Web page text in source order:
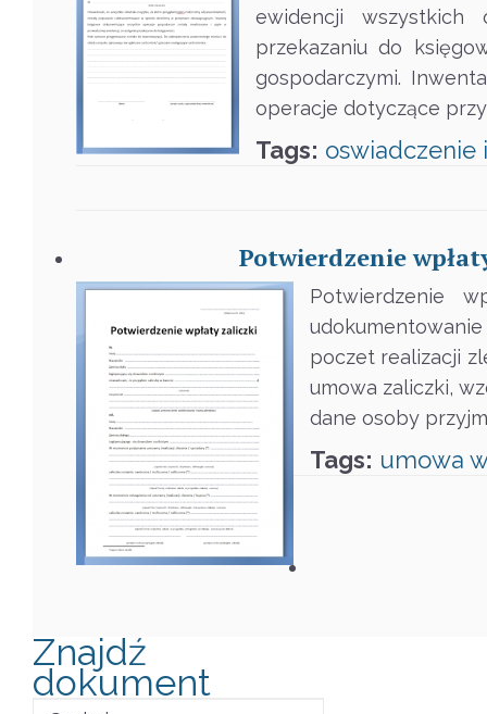
ewidencji wszystkich
przekazaniu do
gospodarczymi.
operacje dotyczące
Tags: oswiadczenie
Potwierdzenie
Potwierdzenie
udokumentowanie
poczet realizacji
umowa zaliczki,
dane osoby
Tags: umowa
Znajdź
dokument